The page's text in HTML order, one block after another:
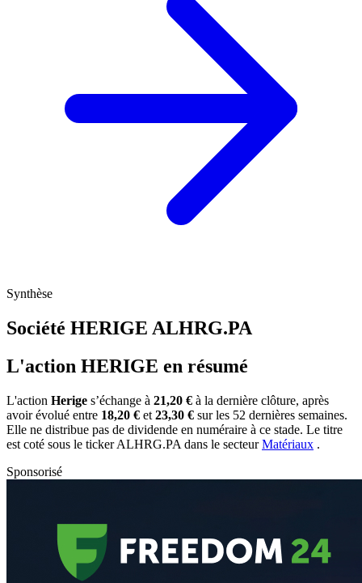
Synthèse
Société HERIGE ALHRG.PA
L'action HERIGE en résumé
L'action Herige s’échange à 21,20 € à la dernière clôture, après
avoir évolué entre 18,20 € et 23,30 € sur les 52 dernières semaines.
Elle ne distribue pas de dividende en numéraire à ce stade. Le titre
est coté sous le tickerALHRG.PA dans le secteurMatériaux .
Sponsorisé